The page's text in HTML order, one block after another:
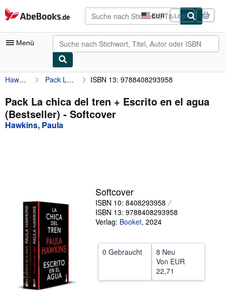
Zum Hauptinhalt
AbeBooks.de EUR
Seite
der
Einkaufseinstellungen.
Login
Menü
Nutzerkonto
Meine Bestellungen
Detailsuche
Verkäufer werden
Hawkins, Paula Pack La chica del tren + Escrito en el agua (Bestseller) ISBN 13: 9788408293958
Pack La chica del tren + Escrito en el agua
(Bestseller) - Softcover
Hawkins, Paula
Softcover
ISBN 10: 8408293958
ISBN 13: 9788408293958
Verlag: Booket, 2024
0 Gebraucht
8 Neu
Von EUR
22,71